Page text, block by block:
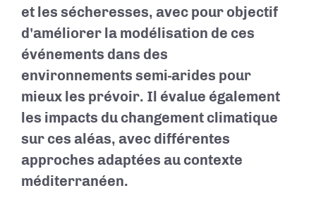
et les sécheresses, avec pour objectif
d'améliorer la modélisation de ces
événements dans des
environnements semi-arides pour
mieux les prévoir. Il évalue également
les impacts du changement climatique
sur ces aléas, avec différentes
approches adaptées au contexte
méditerranéen.